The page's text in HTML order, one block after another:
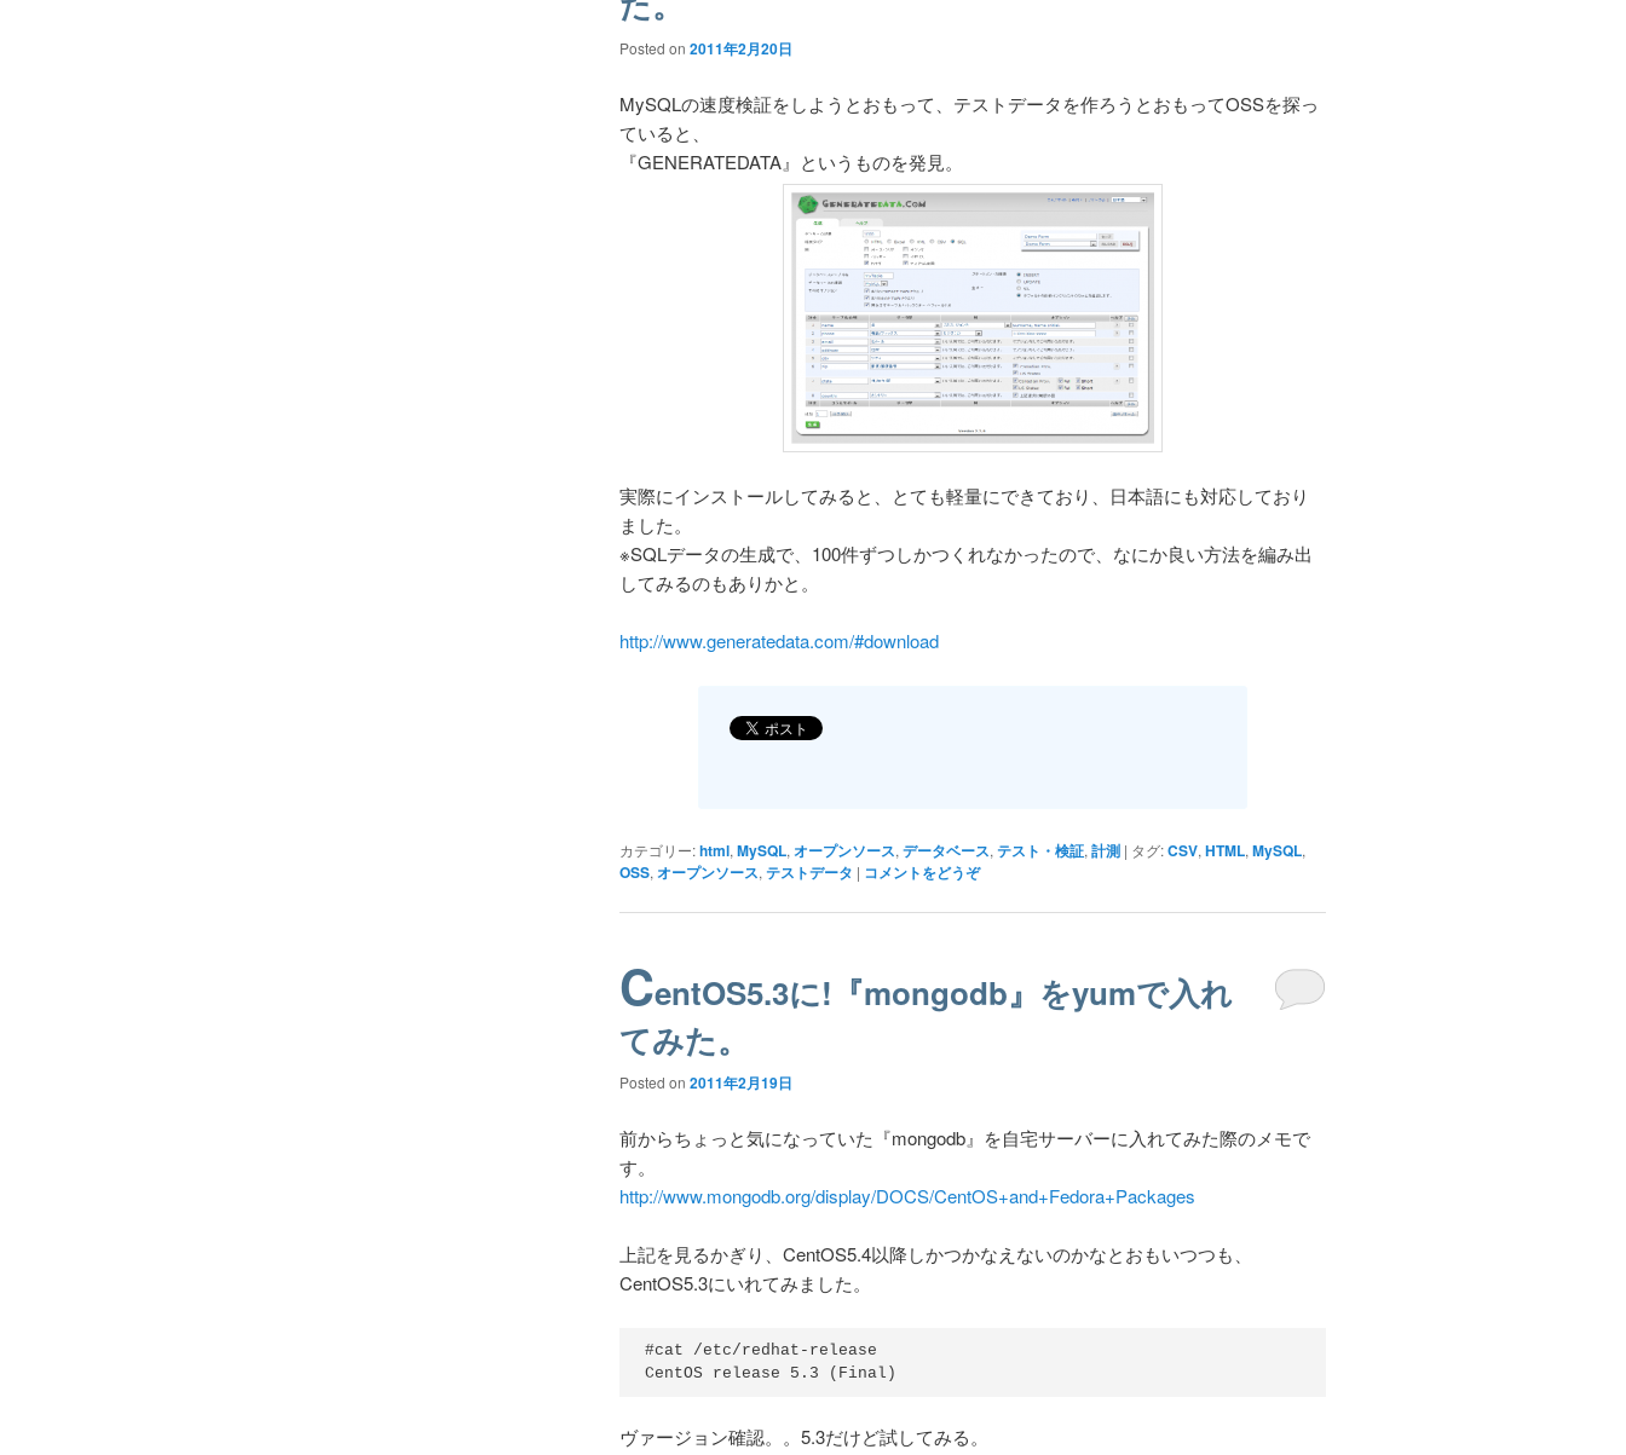
Posted on 2011年2月20日
MySQLの速度検証をしようとおもって、テストデータを作ろうとおもってOSSを探っ
ていると、
『GENERATEDATA』というものを発見。
実際にインストールしてみると、とても軽量にできており、日本語にも対応しており
ました。
※SQLデータの生成で、100件ずつしかつくれなかったので、なにか良い方法を編み出
してみるのもありかと。
http://www.generatedata.com/#download
カテゴリー:html, MySQL, オープンソース, データベース, テスト・検証, 計測 | タグ:CSV, HTML, MySQL,
OSS, オープンソース, テストデータ | コメントをどうぞ
CentOS5.3に!『mongodb』をyumで入れ
てみた。
Posted on 2011年2月19日
前からちょっと気になっていた『mongodb』を自宅サーバーに入れてみた際のメモで
す。
http://www.mongodb.org/display/DOCS/CentOS+and+Fedora+Packages
上記を見るかぎり、CentOS5.4以降しかつかなえないのかなとおもいつつも、
CentOS5.3にいれてみました。
#cat /etc/redhat-release
CentOS release 5.3 (Final)
ヴァージョン確認。。5.3だけど試してみる。